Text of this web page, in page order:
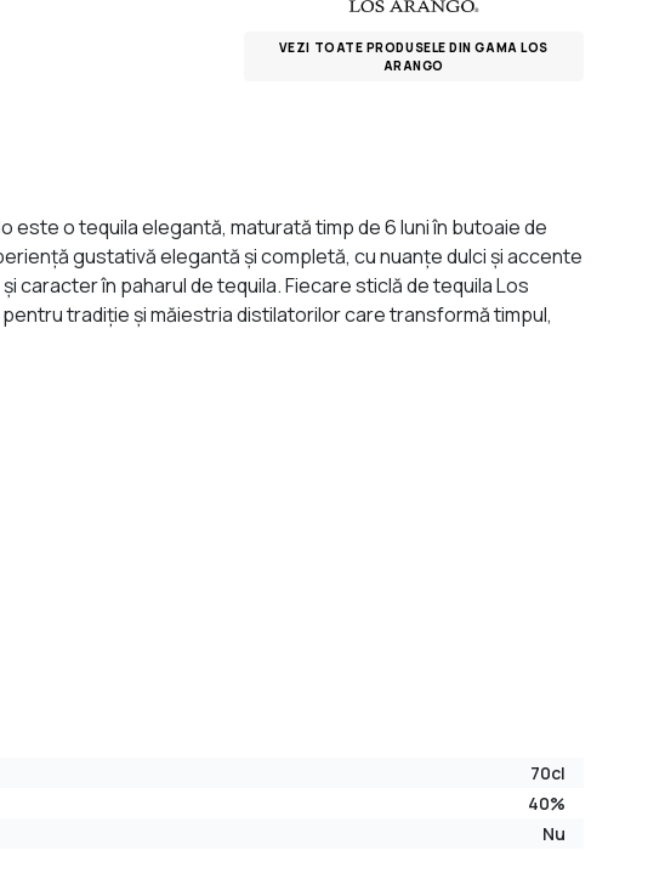
VEZI TOATE PRODUSELE DIN GAMA LOS
ARANGO
este o tequila elegantă, maturată timp de 6 luni în butoaie de
gustativă elegantă și completă, cu nuanțe dulci și accente
în paharul de tequila. Fiecare sticlă de tequila Los
tradiție și măiestria distilatorilor care transformă timpul,
70cl
40%
Nu